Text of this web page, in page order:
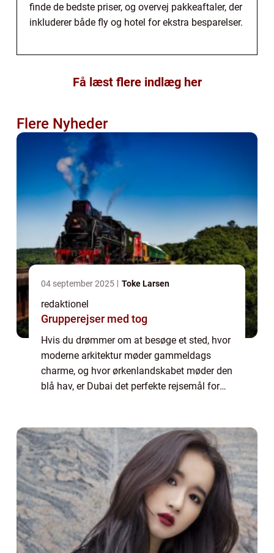
finde de bedste priser, og overvej pakkeaftaler, der
inkluderer både fly og hotel for ekstra besparelser.
Få læst flere indlæg her
Flere Nyheder
04 september 2025 Toke Larsen
redaktionel
Grupperejser med tog
Hvis du drømmer om at besøge et sted, hvor
moderne arkitektur møder gammeldags
charme, og hvor ørkenlandskabet møder den
blå hav, er Dubai det perfekte rejsemål for
skinnend...